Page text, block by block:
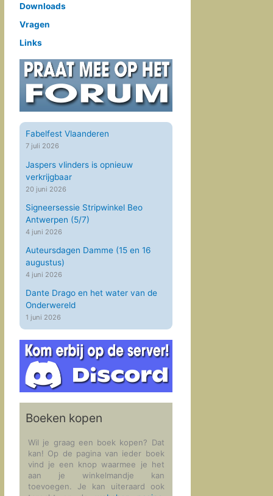
Downloads
Vragen
Links
Fabelfest Vlaanderen
7 juli 2026
Jaspers vlinders is opnieuw
verkrijgbaar
20 juni 2026
Signeersessie Stripwinkel Beo
Antwerpen (5/7)
4 juni 2026
Auteursdagen Damme (15 en 16
augustus)
4 juni 2026
Dante Drago en het water van de
Onderwereld
1 juni 2026
Boeken kopen
Wil je graag een boek kopen? Dat
kan! Op de pagina van ieder boek
vind je een knop waarmee je het
aan je winkelmandje kan
toevoegen. Je kan uiteraard ook